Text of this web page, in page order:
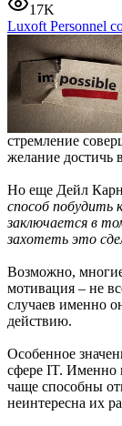
17K
Luxoft Personnel
стремление
желание
Но еще Дейл
способ
заключается в
захотеть это
Возможно, многие
мотивация – не
случаев именно
действию.
Особенное
сфере IT. Именно
чаще способны
неинтересна их